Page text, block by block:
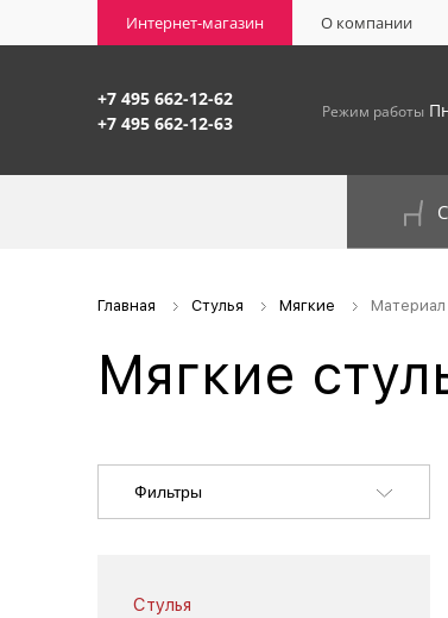
Интернет-магазин О компании
+7 495 662-12-62
+7 495 662-12-63
Режим работы
Главная Стулья Мягкие
Мягкие
Фильтры
Стулья